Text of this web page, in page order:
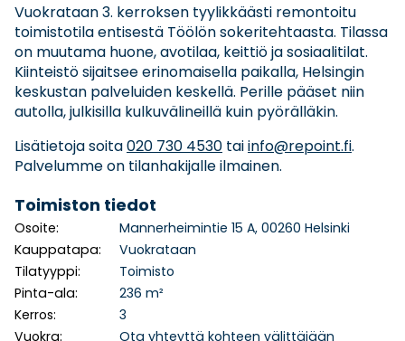
Vuokrataan 3. kerroksen tyylikkäästi remontoitu
toimistotila entisestä Töölön sokeritehtaasta. Tilassa
on muutama huone, avotilaa, keittiö ja sosiaalitilat.
Kiinteistö sijaitsee erinomaisella paikalla, Helsingin
keskustan palveluiden keskellä. Perille pääset niin
autolla, julkisilla kulkuvälineillä kuin pyörälläkin.
Lisätietoja soita020 730 4530 taiinfo@repoint.fi.
Palvelumme on tilanhakijalle ilmainen.
Toimiston tiedot
Osoite:
Mannerheimintie 15 A, 00260 Helsinki
Kauppatapa:
Vuokrataan
Tilatyyppi:
Toimisto
Pinta-ala:
236 m²
Kerros:
3
Vuokra:
Ota yhteyttä kohteen välittäjään